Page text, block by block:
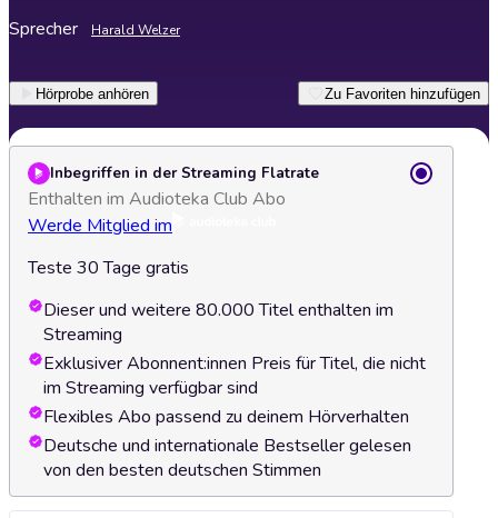
Sprecher Harald Welzer
Hörprobe anhören Zu Favoriten hinzufügen
Inbegriffen in der Streaming Flatrate
Enthalten im Audioteka Club Abo
Werde Mitglied im
Teste 30 Tage gratis
Dieser und weitere 80.000 Titel enthalten im
Streaming
Exklusiver Abonnent:innen Preis für Titel, die nicht
im Streaming verfügbar sind
Flexibles Abo passend zu deinem Hörverhalten
Deutsche und internationale Bestseller gelesen
von den besten deutschen Stimmen